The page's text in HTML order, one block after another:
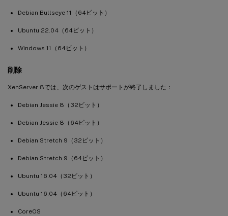
Debian Bullseye 11（64ビット）
Ubuntu 22.04（64ビット）
Windows 11（64ビット）
削除
XenServer 8では、次のゲストはサポートが終了しました：
Debian Jessie 8（32ビット）
Debian Jessie 8（64ビット）
Debian Stretch 9（32ビット）
Debian Stretch 9（64ビット）
Ubuntu 16.04（32ビット）
Ubuntu 16.04（64ビット）
CoreOS